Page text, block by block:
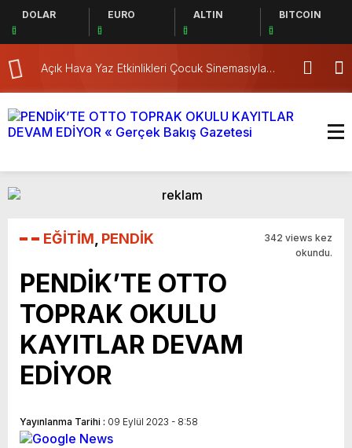
DOLAR EURO ALTIN BITCOIN
Açık Hava Yaz Etkinlikleri Çocuk Sinemasıyla
Başladı
EĞİTİM PENDİK
342 views kez
okundu.
PENDİK’TE OTTO
TOPRAK OKULU
KAYITLAR DEVAM
EDİYOR
Yayınlanma Tarihi : 09 Eylül 2023 - 8:58